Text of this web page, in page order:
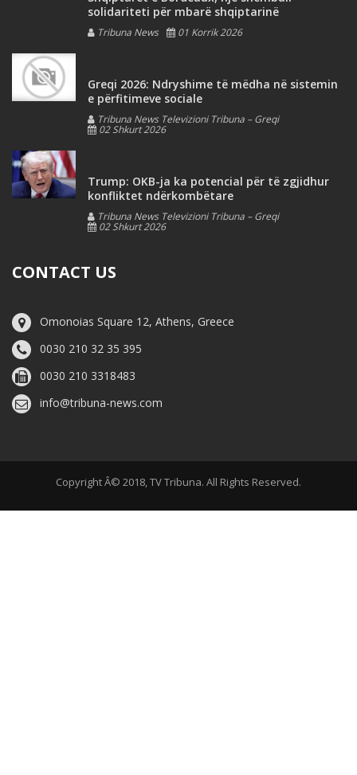
solidariteti për mbarë shqiptarinë
Tribuna News 01 Korrik 2026
Greqi 2026: Ndryshime të mëdha në sistemin
e përfitimeve sociale
Tribuna News Televizioni Tribuna – Greqi
02 Shkurt 2026
Trump: OKB-ja ka potencial për të zgjidhur
konfliktet ndërkombëtare
Tribuna News Televizioni Tribuna – Greqi
02 Shkurt 2026
CONTACT US
Omonoias Square 12, Athens, Greece
0030 210 32 35 395
0030 210 3318483
info@tribuna-news.com
Copyright Â© 2018, TV Tribuna. All Rights Reserved.